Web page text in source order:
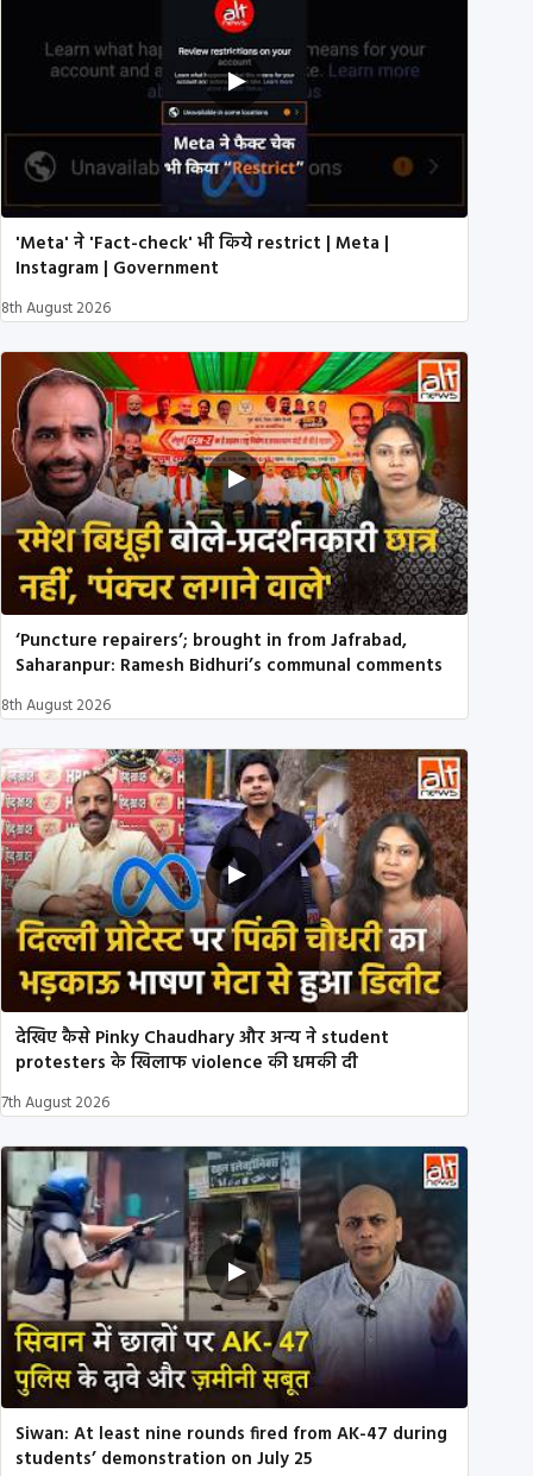
'Meta' ने 'Fact-check' भी किये restrict | Meta |
Instagram | Government
8th August 2026
‘Puncture repairers’; brought in from Jafrabad,
Saharanpur: Ramesh Bidhuri’s communal comments
8th August 2026
देखिए कैसे Pinky Chaudhary और अन्य ने student
protesters के खिलाफ violence की धमकी दी
7th August 2026
Siwan: At least nine rounds fired from AK-47 during
students’ demonstration on July 25